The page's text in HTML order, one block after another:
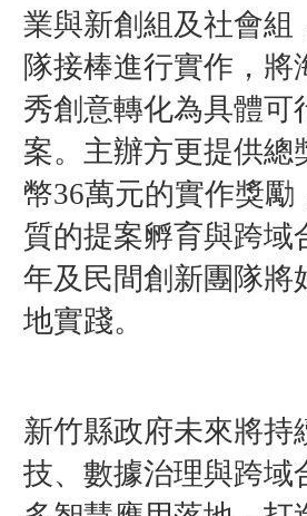
業與新創組及社會組
隊接棒進行實作，將
秀創意轉化為具體可
案。主辦方更提供總
幣36萬元的實作獎勵
質的提案孵育與跨域
年及民間創新團隊將
地實踐。
新竹縣政府未來將持
技、數據治理與跨域